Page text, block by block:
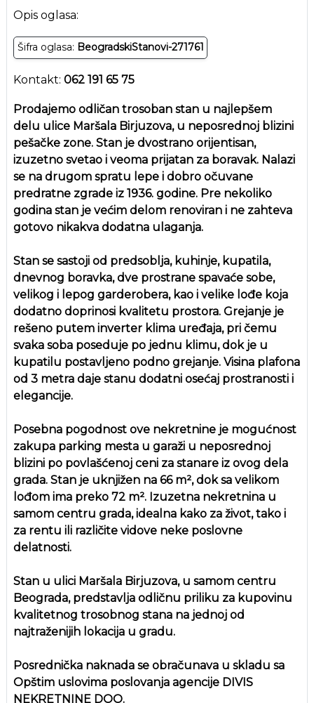
Opis oglasa:
Šifra oglasa: BeogradskiStanovi-271761
Kontakt: 062 191 65 75
Prodajemo odličan trosoban stan u najlepšem
delu ulice Maršala Birjuzova, u neposrednoj blizini
pešačke zone. Stan je dvostrano orijentisan,
izuzetno svetao i veoma prijatan za boravak. Nalazi
se na drugom spratu lepe i dobro očuvane
predratne zgrade iz 1936. godine. Pre nekoliko
godina stan je većim delom renoviran i ne zahteva
gotovo nikakva dodatna ulaganja.
Stan se sastoji od predsoblja, kuhinje, kupatila,
dnevnog boravka, dve prostrane spavaće sobe,
velikog i lepog garderobera, kao i velike lođe koja
dodatno doprinosi kvalitetu prostora. Grejanje je
rešeno putem inverter klima uređaja, pri čemu
svaka soba poseduje po jednu klimu, dok je u
kupatilu postavljeno podno grejanje. Visina plafona
od 3 metra daje stanu dodatni osećaj prostranosti i
elegancije.
Posebna pogodnost ove nekretnine je mogućnost
zakupa parking mesta u garaži u neposrednoj
blizini po povlašćenoj ceni za stanare iz ovog dela
grada. Stan je uknjižen na 66 m², dok sa velikom
lođom ima preko 72 m². Izuzetna nekretnina u
samom centru grada, idealna kako za život, tako i
za rentu ili različite vidove neke poslovne
delatnosti.
Stan u ulici Maršala Birjuzova, u samom centru
Beograda, predstavlja odličnu priliku za kupovinu
kvalitetnog trosobnog stana na jednoj od
najtraženijih lokacija u gradu.
Posrednička naknada se obračunava u skladu sa
Opštim uslovima poslovanja agencije DIVIS
NEKRETNINE DOO.